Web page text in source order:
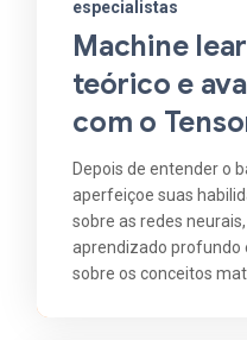
especialistas
Machine
teórico e
com o
Depois de entender o
aperfeiçoe suas
sobre as redes
aprendizado profundo
sobre os conceitos